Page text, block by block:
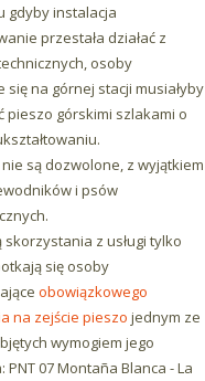
gdyby instalacja
przestała działać z
osoby
się na górnej stacji musiałyby
pieszo górskimi szlakami o
są dozwolone, z wyjątkiem
i psów
skorzystania z usługi tylko
się osoby
obowiązkowego
na zejście pieszo jednym ze
wymogiem jego
PNT 07 Montaña Blanca - La